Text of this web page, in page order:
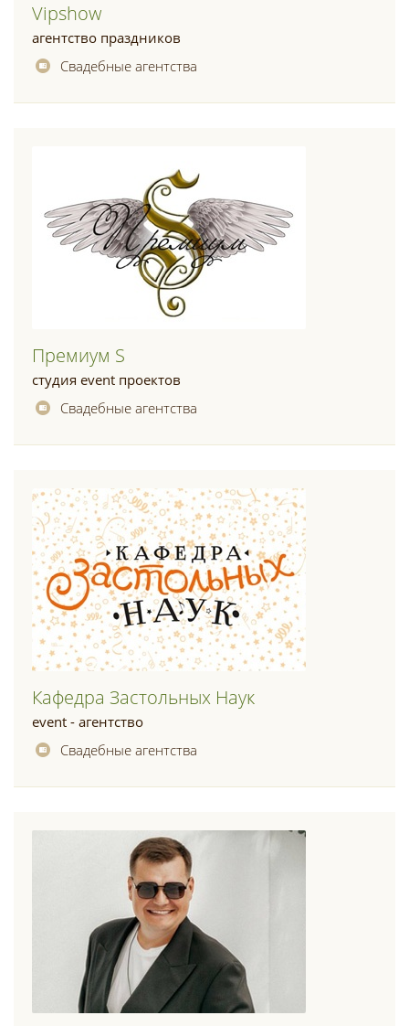
Vipshow
агентство праздников
Свадебные агентства
Премиум S
студия event проектов
Свадебные агентства
Кафедра Застольных Наук
event - агентство
Свадебные агентства